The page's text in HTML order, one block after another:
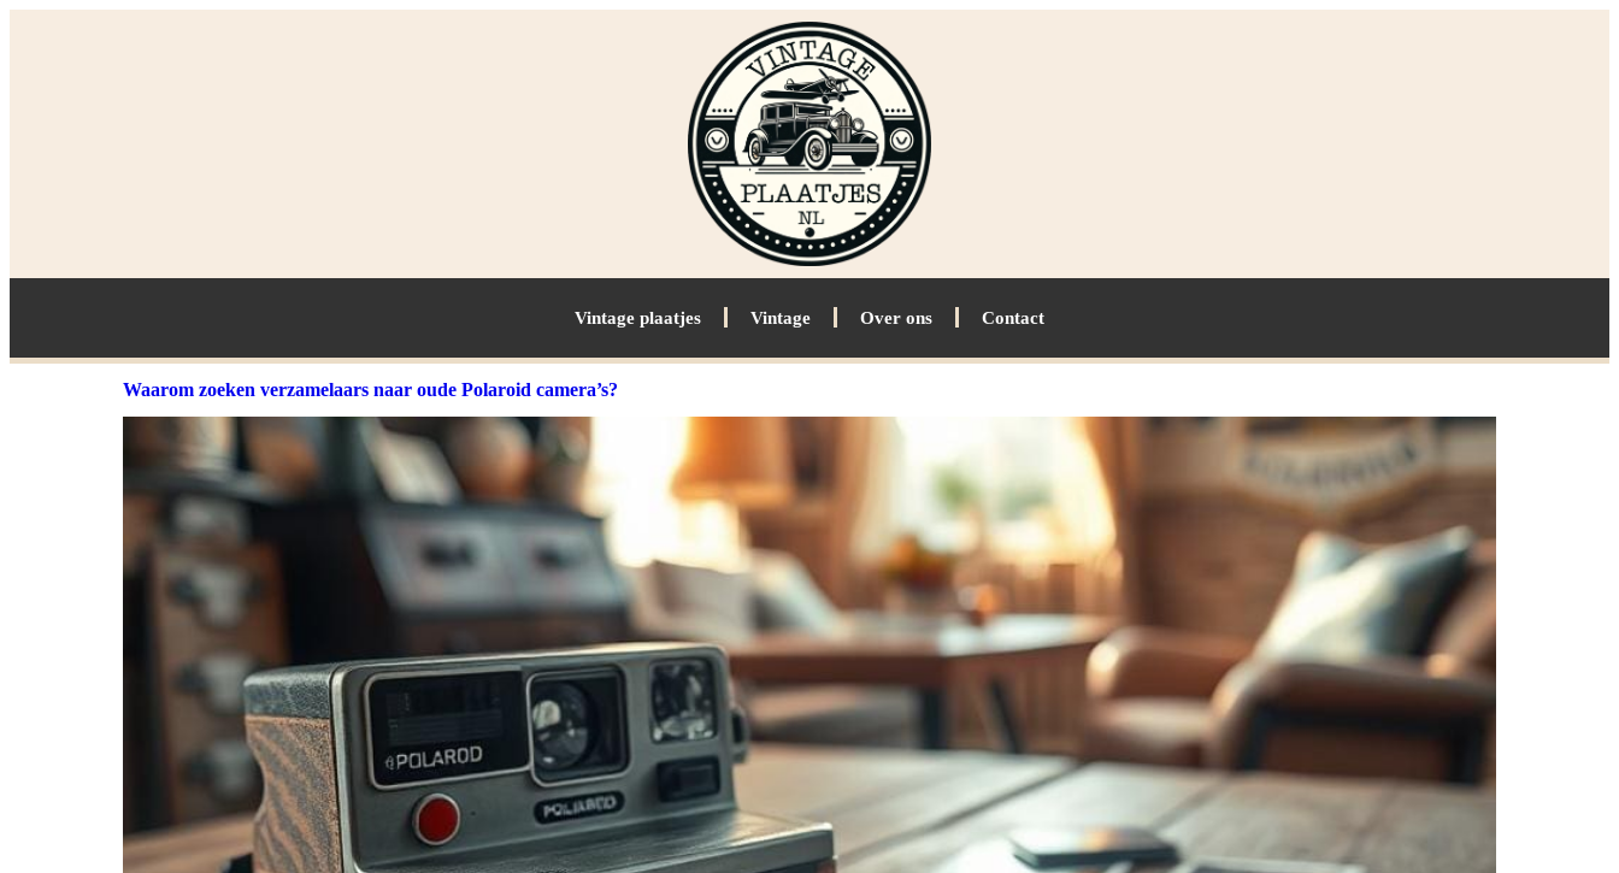
Vintage plaatjes Vintage Over ons Contact
Waarom zoeken verzamelaars naar oude Polaroid camera’s?